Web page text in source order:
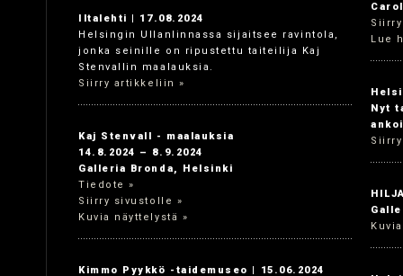
Iltalehti | 17.08.2024
Helsingin Ullanlinnassa sijaitsee ravintola,
jonka seinille on ripustettu taiteilija Kaj
Stenvallin maalauksia.
Siirry artikkeliin »
Kaj Stenvall - maalauksia
14.8.2024 – 8.9.2024
Galleria Bronda, Helsinki
Tiedote »
Siirry sivustolle »
Kuvia näyttelystä »
Kimmo Pyykkö -taidemuseo | 15.06.2024
Lue
Nyt